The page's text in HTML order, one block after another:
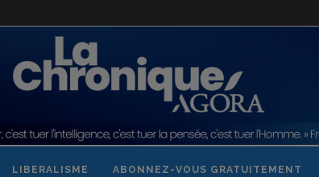
LIBERALISME ABONNEZ-VOUS GRATUITEMENT